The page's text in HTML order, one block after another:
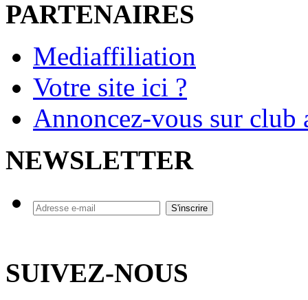
PARTENAIRES
Mediaffiliation
Votre site ici ?
Annoncez-vous sur
NEWSLETTER
SUIVEZ-NOUS